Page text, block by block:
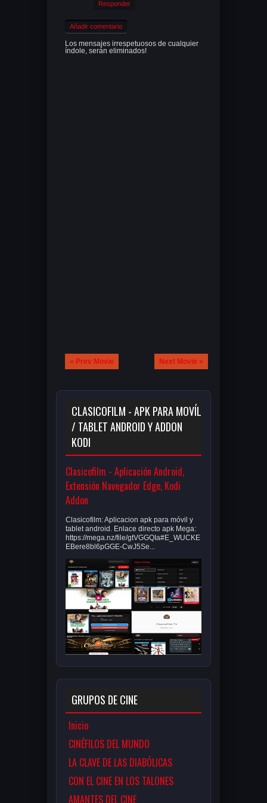
Responder
Añadir comentario
Los mensajes irrespetuosos de cualquier
índole, serán eliminados!
« Prev Movie Next Movie »
CLASICOFILM - APK PARA MOVÍL
/ TABLET ANDROID Y ADDON
KODI
Clasicofilm - Aplicación Android,
Extensión Navegador Edge, Kodi
Addon
Clasicofilm: Aplicacion apk para móvil y
tablet android. Enlace directo apk Mega:
https://mega.nz/file/gtVGGQIa#E_WUCKE
EBere8bl6pGGE-CwJ5Se...
GRUPOS DE CINE
Inicio
CINÉFILOS DEL MUNDO
LA CLAVE DE LAS DIABÓLICAS
CON EL CINE EN LOS TALONES
AMANTES DEL CINE